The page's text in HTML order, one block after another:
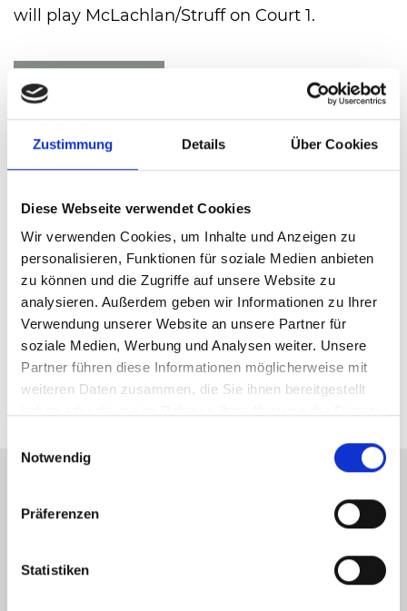
Zustimmung Details Über Cookies
Diese Webseite verwendet Cookies
Wir verwenden Cookies, um Inhalte und Anzeigen zu
personalisieren, Funktionen für soziale Medien anbieten
zu können und die Zugriffe auf unsere Website zu
analysieren. Außerdem geben wir Informationen zu Ihrer
Verwendung unserer Website an unsere Partner für
soziale Medien, Werbung und Analysen weiter. Unsere
Partner führen diese Informationen möglicherweise mit
weiteren Daten zusammen, die Sie ihnen bereitgestellt
Notwendig
Präferenzen
Statistiken
will play McLachlan/Struff on Court 1.
VIEW ALL
Tickets +49 (0) 5201 81 80 or